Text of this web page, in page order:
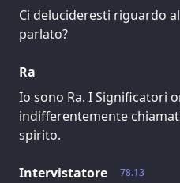
Ci delucideresti riguardo
parlato?
Ra
Io sono Ra. I Significatori
indifferentemente
spirito.
78.13
Intervistatore